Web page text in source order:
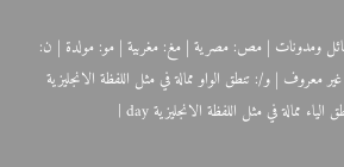
ومدونات | مص: مصرية | مغ: مغربية | مو: مولدة | ن:
معروف | و/: تنطق الواو ممالة في مثل اللفظة الانجليزية